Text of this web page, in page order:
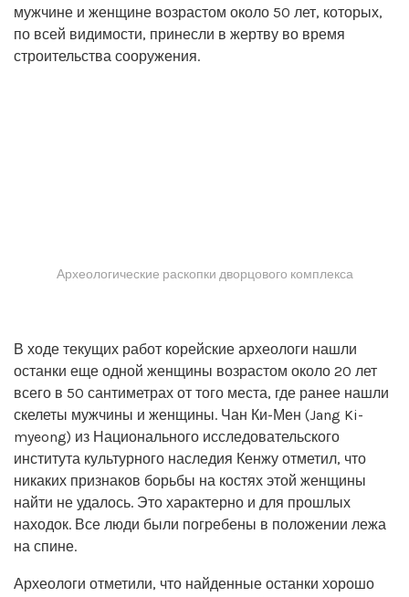
мужчине и женщине возрастом около 50 лет, которых,
по всей видимости, принесли в жертву во время
строительства сооружения.
Археологические раскопки дворцового комплекса
В ходе текущих работ корейские археологи нашли
останки еще одной женщины возрастом около 20 лет
всего в 50 сантиметрах от того места, где ранее нашли
скелеты мужчины и женщины. Чан Ки-Мен (Jang Ki-
myeong) из Национального исследовательского
института культурного наследия Кенжу отметил, что
никаких признаков борьбы на костях этой женщины
найти не удалось. Это характерно и для прошлых
находок. Все люди были погребены в положении лежа
на спине.
Археологи отметили, что найденные останки хорошо